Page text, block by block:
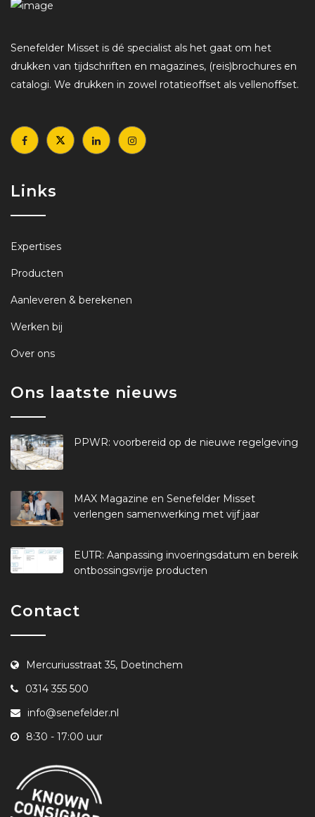
Senefelder Misset is dé specialist als het gaat om het
drukken van tijdschriften en magazines, (reis)brochures en
catalogi. We drukken in zowel rotatieoffset als vellenoffset.
Links
Expertises
Producten
Aanleveren & berekenen
Werken bij
Over ons
Ons laatste nieuws
PPWR: voorbereid op de nieuwe regelgeving
MAX Magazine en Senefelder Misset
verlengen samenwerking met vijf jaar
EUTR: Aanpassing invoeringsdatum en bereik
ontbossingsvrije producten
Contact
Mercuriusstraat 35, Doetinchem
0314 355 500
info@senefelder.nl
8:30 - 17:00 uur